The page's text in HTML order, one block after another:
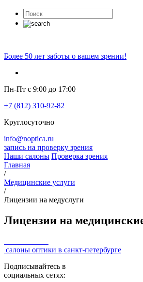
Более 50 лет заботы о вашем зрении!
Пн-Пт с 9:00 до 17:00
+7 (812) 310-92-82
Круглосуточно
info@noptica.ru
запись на проверку зрения
Наши салоны Проверка зрения
Главная
/
Медицинские услуги
/
Лицензии на медуслуги
Лицензии на
салоны оптики в санкт-петербурге
Подписывайтесь в
социальных сетях: